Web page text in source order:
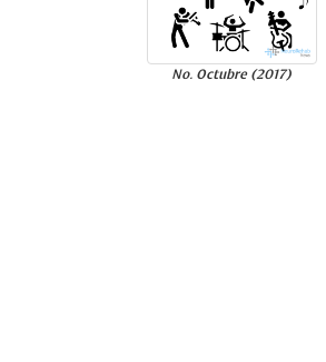
No. Octubre (2017)